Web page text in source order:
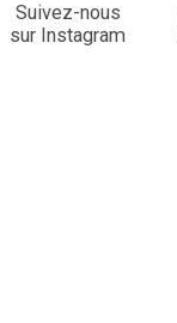
Suivez-nous
sur Instagram